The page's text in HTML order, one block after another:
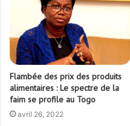
Flambée des prix des produits
alimentaires : Le spectre de la
faim se profile au Togo
avril 26, 2022